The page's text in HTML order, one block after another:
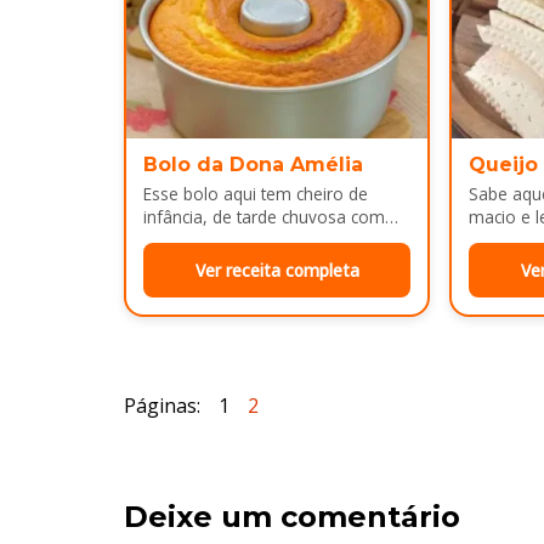
Bolo da Dona Amélia
Esse bolo aqui tem cheiro de
infância, de tarde chuvosa com
café passado na hora e risada
solta na cozinha!…
Ver receita completa
Queijo
Sabe
macio e
e cara
Páginas: 1 2
Deixe um comentário